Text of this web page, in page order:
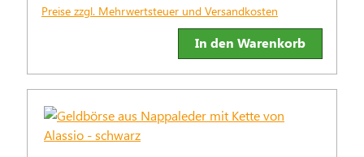
Preise zzgl. Mehrwertsteuer und Versandkosten
In den Warenkorb